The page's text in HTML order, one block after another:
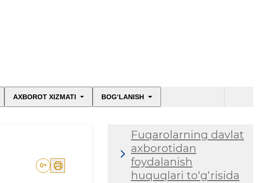
AXBOROT XIZMATI BOG‘LANISH
0+
Fuqarolarning davlat
axborotidan
foydalanish
huquqlari to‘g‘risida